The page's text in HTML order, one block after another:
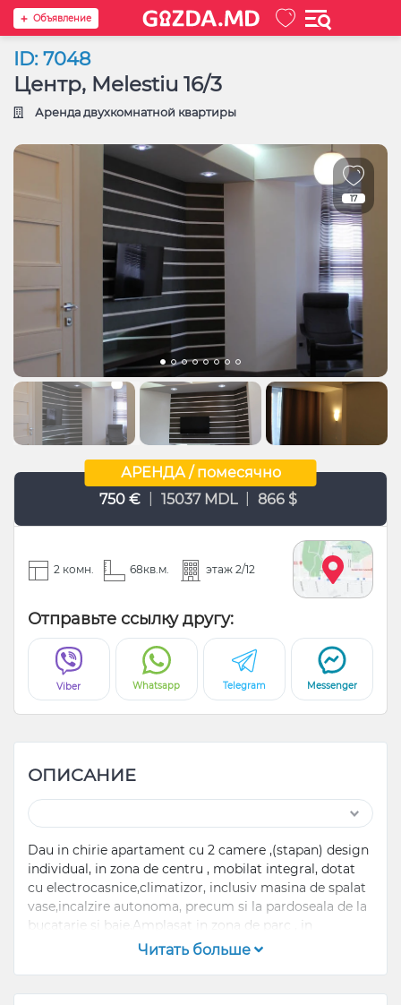
Oбъявление
ID: 7048
Центр, Melestiu 16/3
Аренда двухкомнатной квартиры
17
АРЕНДА / помесячно
750 €
15037 MDL 866 $
2 комн. 68кв.м. этаж 2/12
Отправьте ссылку другу:
Viber Whatsapp Telegram Messenger
ОПИСАНИЕ
Dau in chirie apartament cu 2 camere ,(stapan) design
individual, in zona de centru , mobilat integral, dotat
cu electrocasnice,climatizor, inclusiv masina de spalat
vase,incalzire autonoma, precum si la pardoseala de la
bucatarie si baie.Amplasat in zona de parc , in
apropiere de maternitatea nr1, centrul comercial
Читать больше